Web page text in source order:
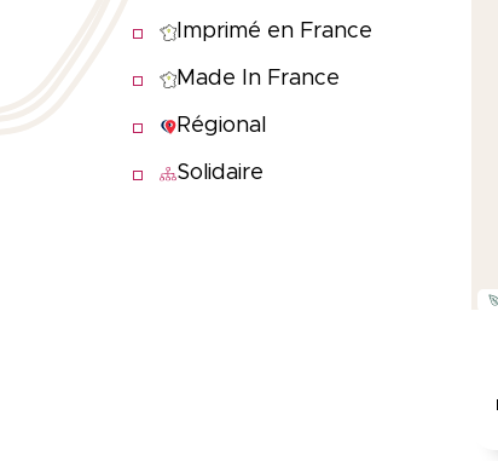
Imprimé en France
Made In France
Régional
Solidaire